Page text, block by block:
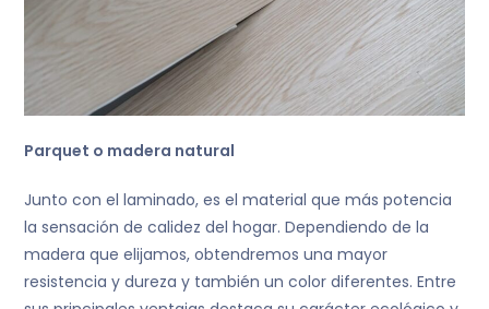
Parquet o madera natural
Junto con el laminado, es el material que más potencia
la sensación de calidez del hogar. Dependiendo de la
madera que elijamos, obtendremos una mayor
resistencia y dureza y también un color diferentes. Entre